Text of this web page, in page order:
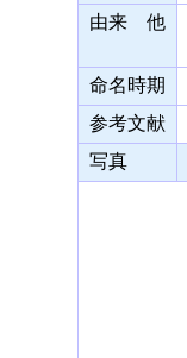
由来 他
命名時期
参考文献
写真